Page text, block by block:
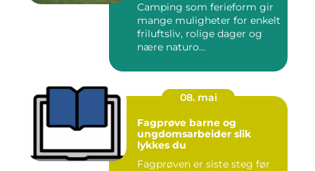
Camping som ferieform gir
mange muligheter for enkelt
friluftsliv, rolige dager og
nære naturo...
08. mai
Fagprøve barne og
ungdomsarbeider slik
lykkes du
Fagprøven er siste steg før